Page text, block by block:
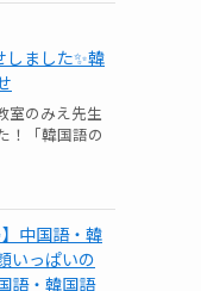
しました✨韓
室のみえ先生
！「韓国語の
】中国語・韓
いっぱいの
語・韓国語